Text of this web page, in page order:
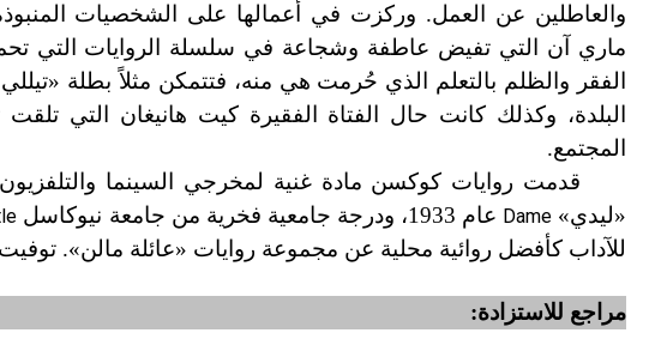
والعاطلين عن العمل. وركزت في أعمالها على الشخصيات
ماري آن التي تفيض عاطفة وشجاعة في سلسلة الروايات التي
الفقر والظلم بالتعلم الذي حُرمت هي منه، فتتمكن مثلاً بطلة
البلدة، وكذلك كانت حال الفتاة الفقيرة كيت هانيغان التي
المجتمع.
قدمت روايات كوكسن مادة غنية لمخرجي السينما
«ليدي»Dame عام 1933، ودرجة جامعية فخرية من جامعة نيوكاسل
للآداب كأفضل روائية محلية عن مجموعة روايات «عائلة مالن».
مراجع للاستزادة: